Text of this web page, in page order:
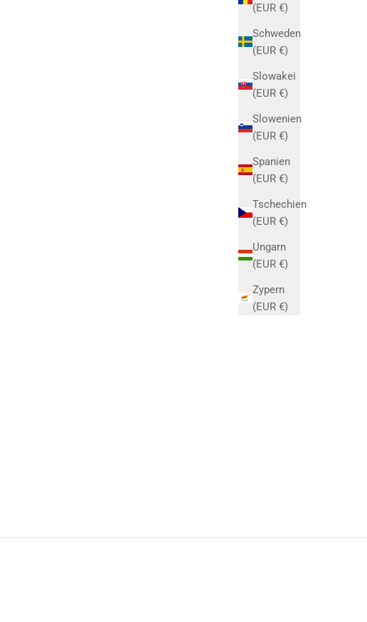
(EUR €)
Schweden
(EUR €)
Slowakei
(EUR €)
Slowenien
(EUR €)
Spanien
(EUR €)
Tschechien
(EUR €)
Ungarn
(EUR €)
Zypern
(EUR €)